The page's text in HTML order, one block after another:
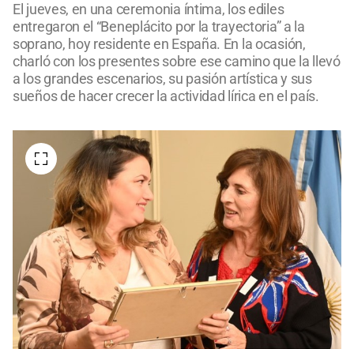
El jueves, en una ceremonia íntima, los ediles
entregaron el “Beneplácito por la trayectoria” a la
soprano, hoy residente en España. En la ocasión,
charló con los presentes sobre ese camino que la llevó
a los grandes escenarios, su pasión artística y sus
sueños de hacer crecer la actividad lírica en el país.